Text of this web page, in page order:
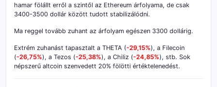
hamar fölállt erről a szintől az Ethereum árfolyama, de csak
3400-3500 dollár között tudott stabilizálódni.
Ma reggel tovább zuhant az árfolyam egészen 3300 dollárig.
Extrém zuhanást tapasztalt a THETA (-29,15%), a Filecoin
(-26,75%), a Tezos (-25,38%), a Chiliz (-24,85%), stb. Sok
népszerű altcoin szenvedett 20% fölötti értéktelenedést.